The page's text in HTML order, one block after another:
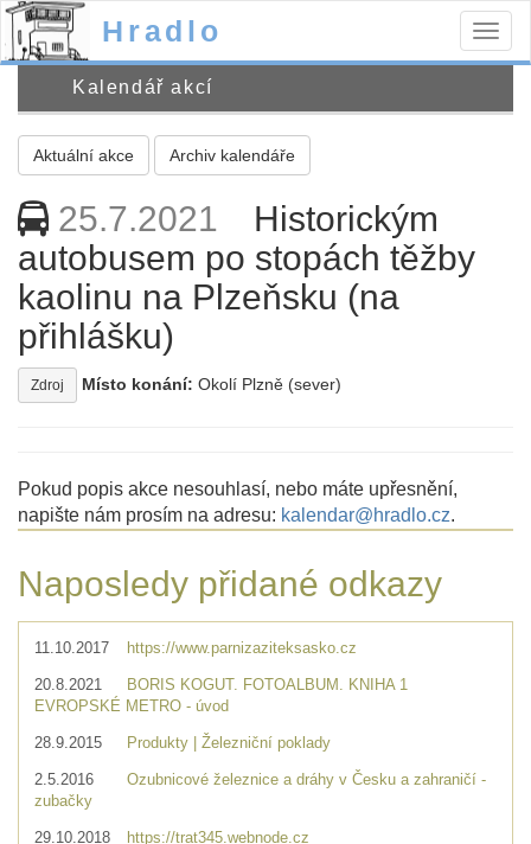
Hradlo
Kalendář akcí
Aktuální akce Archiv kalendáře
25.7.2021
Historickým
autobusem po stopách těžby
kaolinu na Plzeňsku (na
přihlášku)
Zdroj Místo konání: Okolí Plzně (sever)
Pokud popis akce nesouhlasí, nebo máte upřesnění,
napište nám prosím na adresu: kalendar@hradlo.cz.
Naposledy přidané odkazy
11.10.2017 https://www.parnizaziteksasko.cz
20.8.2021
BORIS KOGUT. FOTOALBUM. KNIHA 1
EVROPSKÉ METRO - úvod
28.9.2015 Produkty | Železniční poklady
2.5.2016
Ozubnicové železnice a dráhy v Česku a zahraničí -
zubačky
29.10.2018 https://trat345.webnode.cz